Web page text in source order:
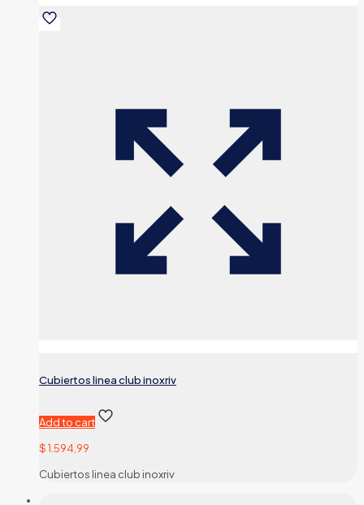
Cubiertos linea club inoxriv
Add to cart
$1.594,99
Cubiertos linea club inoxriv